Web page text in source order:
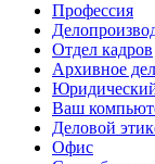
Профессия
Отдел кадров
Архивное
Ваш
Деловой
Офис